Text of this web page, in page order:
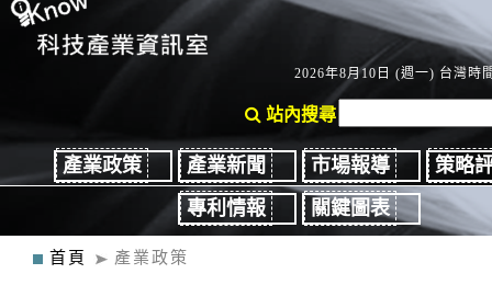
2026年8月10日 (週一) 台灣時
站內搜尋
產業政策 產業新聞 市場報導
策略
專利情報
關鍵圖表
首頁 產業政策